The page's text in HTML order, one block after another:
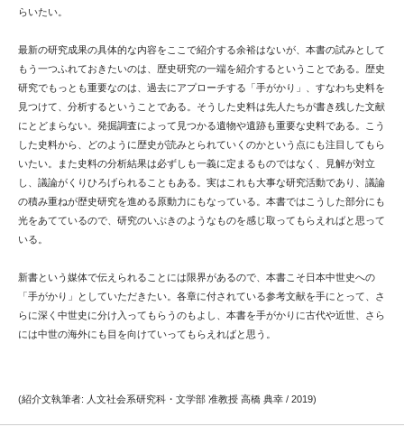
らいたい。
最新の研究成果の具体的な内容をここで紹介する余裕はないが、本書の試みとして
もう一つふれておきたいのは、歴史研究の一端を紹介するということである。歴史
研究でもっとも重要なのは、過去にアプローチする「手がかり」、すなわち史料を
見つけて、分析するということである。そうした史料は先人たちが書き残した文献
にとどまらない。発掘調査によって見つかる遺物や遺跡も重要な史料である。こう
した史料から、どのように歴史が読みとられていくのかという点にも注目してもら
いたい。また史料の分析結果は必ずしも一義に定まるものではなく、見解が対立
し、議論がくりひろげられることもある。実はこれも大事な研究活動であり、議論
の積み重ねが歴史研究を進める原動力にもなっている。本書ではこうした部分にも
光をあてているので、研究のいぶきのようなものを感じ取ってもらえればと思って
いる。
新書という媒体で伝えられることには限界があるので、本書こそ日本中世史への
「手がかり」としていただきたい。各章に付されている参考文献を手にとって、さ
らに深く中世史に分け入ってもらうのもよし、本書を手がかりに古代や近世、さら
には中世の海外にも目を向けていってもらえればと思う。
(紹介文執筆者: 人文社会系研究科・文学部 准教授 高橋 典幸 / 2019)